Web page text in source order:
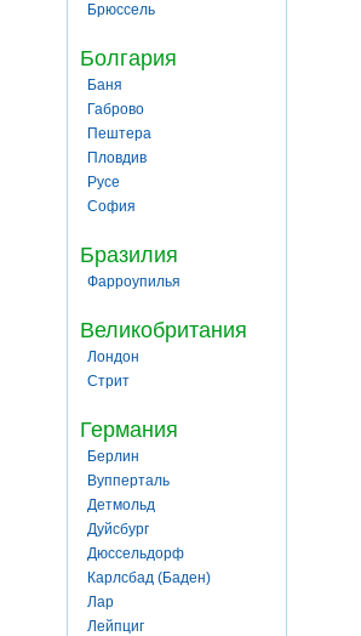
Брюссель
Болгария
Баня
Габрово
Пештера
Пловдив
Русе
София
Бразилия
Фарроупилья
Великобритания
Лондон
Стрит
Германия
Берлин
Вупперталь
Детмольд
Дуйсбург
Дюссельдорф
Карлсбад (Баден)
Лар
Лейпциг